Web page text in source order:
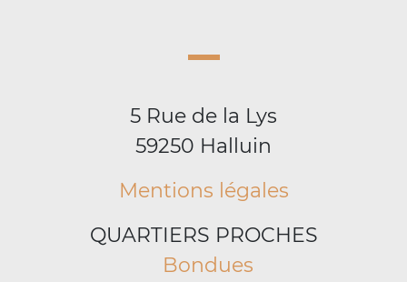
5 Rue de la Lys
59250 Halluin
Mentions légales
QUARTIERS PROCHES
Bondues